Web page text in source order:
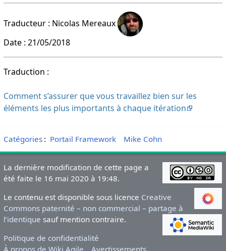
Traducteur : Nicolas Mereaux
Date : 21/05/2018
Traduction :
Comment s’assurer que vous travaillez bien sur les
éléments les plus importants à chaque itération
Catégories: Portail Framework Mike Cohn
La dernière modification de cette page a
été faite le 16 mai 2020 à 19:48.
Le contenu est disponible sous licence Creative
Commons paternité – non commercial – partage à
l’identique sauf mention contraire.
Politique de confidentialité